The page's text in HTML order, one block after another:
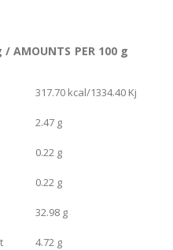
AMOUNTS PER 100 g
317.70 kcal/1334.40 Kj
2.47 g
0.22 g
0.22 g
32.98 g
4.72 g